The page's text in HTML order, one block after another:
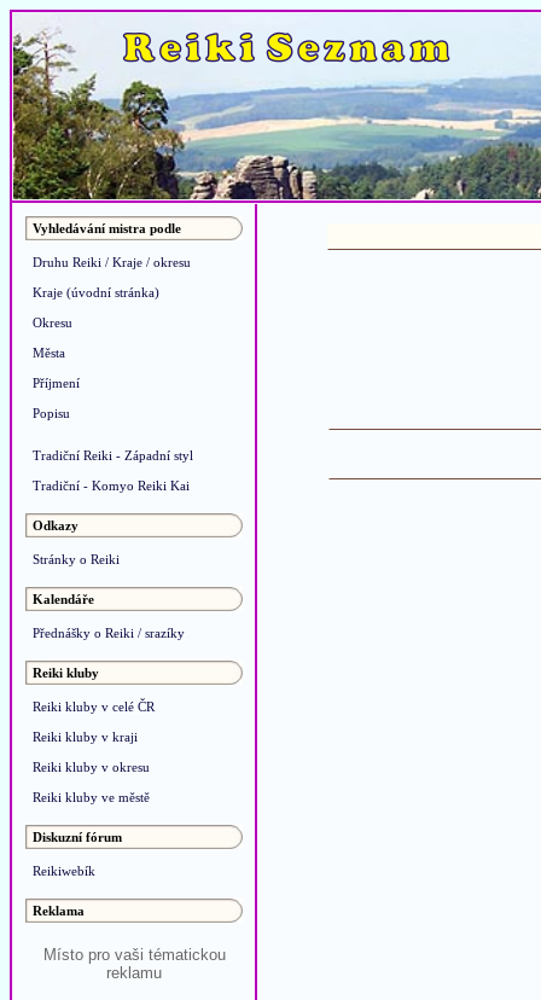
Vyhledávání mistra podle
Druhu Reiki / Kraje / okresu
Kraje (úvodní stránka)
Okresu
Města
Příjmení
Popisu
Tradiční Reiki - Západní styl
Tradiční - Komyo Reiki Kai
Odkazy
Stránky o Reiki
Kalendáře
Přednášky o Reiki / srazíky
Reiki kluby
Reiki kluby v celé ČR
Reiki kluby v kraji
Reiki kluby v okresu
Reiki kluby ve městě
Diskuzní fórum
Reikiwebík
Reklama
Místo pro vaši tématickou
reklamu